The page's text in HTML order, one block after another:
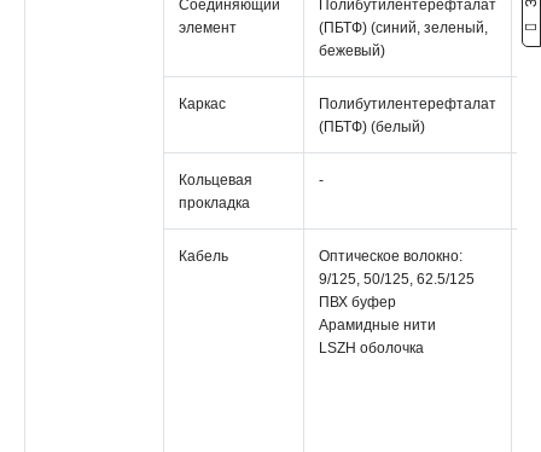
Соединяющий
элемент
Полибутилентерефталат
(ПБТФ) (синий, зеленый,
бежевый)
Каркас
Полибутилентерефталат
(ПБТФ) (белый)
Кольцевая
прокладка
-
Кабель
Оптическое волокно:
9/125, 50/125, 62.5/125
ПВХ буфер
Арамидные нити
LSZH оболочка